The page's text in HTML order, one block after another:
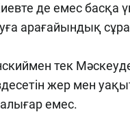
де емес басқа
арағайындық
тек
жер мен
емес.